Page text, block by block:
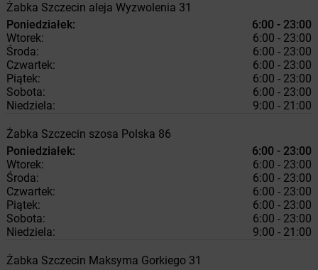
Żabka Szczecin aleja Wyzwolenia 31
Poniedziałek:
6:00 - 23:00
Wtorek:
6:00 - 23:00
Środa:
6:00 - 23:00
Czwartek:
6:00 - 23:00
Piątek:
6:00 - 23:00
Sobota:
6:00 - 23:00
Niedziela:
9:00 - 21:00
Żabka Szczecin szosa Polska 86
Poniedziałek:
6:00 - 23:00
Wtorek:
6:00 - 23:00
Środa:
6:00 - 23:00
Czwartek:
6:00 - 23:00
Piątek:
6:00 - 23:00
Sobota:
6:00 - 23:00
Niedziela:
9:00 - 21:00
Żabka Szczecin Maksyma Gorkiego 31